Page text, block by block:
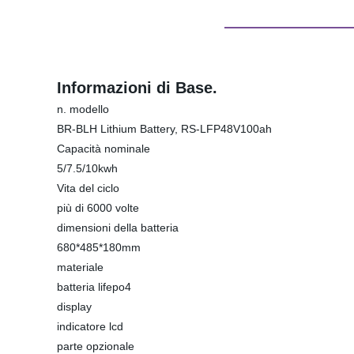
Informazioni di Base.
n. modello
BR-BLH Lithium Battery, RS-LFP48V100ah
Capacità nominale
5/7.5/10kwh
Vita del ciclo
più di 6000 volte
dimensioni della batteria
680*485*180mm
materiale
batteria lifepo4
display
indicatore lcd
parte opzionale